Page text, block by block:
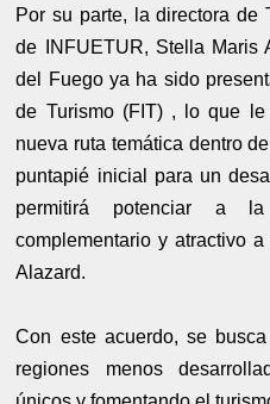
Por su parte, la directora de
de INFUETUR, Stella Maris
del Fuego ya ha sido
de Turismo (FIT) , lo que
nueva ruta temática dentro
puntapié inicial para un
permitirá potenciar a
complementario y atractivo
Alazard.
Con este acuerdo, se
regiones menos